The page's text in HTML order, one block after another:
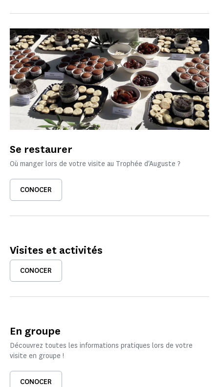
Se restaurer
Où manger lors de votre visite au Trophée d'Auguste ?
CONOCER
Visites et activités
CONOCER
En groupe
Découvrez toutes les informations pratiques lors de votre
visite en groupe !
CONOCER